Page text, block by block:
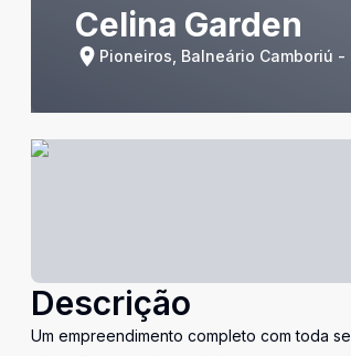
Celina Garden
Pioneiros, Balneário Camboriú -
Descrição
Um empreendimento completo com toda